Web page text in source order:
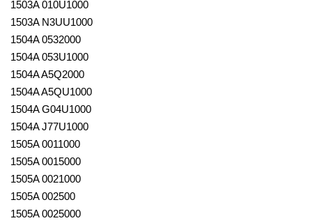
1503A 010U1000
1503A N3UU1000
1504A 0532000
1504A 053U1000
1504A A5Q2000
1504A A5QU1000
1504A G04U1000
1504A J77U1000
1505A 0011000
1505A 0015000
1505A 0021000
1505A 002500
1505A 0025000